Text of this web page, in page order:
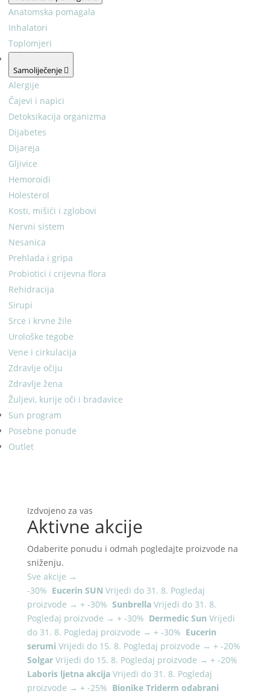
Anatomska pomagala
Inhalatori
Toplomjeri
Samoliječenje
Alergije
Čajevi i napici
Detoksikacija organizma
Dijabetes
Dijareja
Gljivice
Hemoroidi
Holesterol
Kosti, mišići i zglobovi
Nervni sistem
Nesanica
Prehlada i gripa
Probiotici i crijevna flora
Rehidracija
Sirupi
Srce i krvne žile
Urološke tegobe
Vene i cirkulacija
Zdravlje očiju
Zdravlje žena
Žuljevi, kurije oči i bradavice
Sun program
Posebne ponude
Outlet
Izdvojeno za vas
Aktivne akcije
Odaberite ponudu i odmah pogledajte proizvode na
sniženju.
Sve akcije →
-30% Eucerin SUN Vrijedi do 31. 8. Pogledaj
proizvode → + -30% Sunbrella Vrijedi do 31. 8.
Pogledaj proizvode → + -30% Dermedic Sun Vrijedi
do 31. 8. Pogledaj proizvode → + -30% Eucerin
serumi Vrijedi do 15. 8. Pogledaj proizvode → + -20%
Solgar Vrijedi do 15. 8. Pogledaj proizvode → + -20%
Laboris ljetna akcija Vrijedi do 31. 8. Pogledaj
proizvode → + -25% Bionike Triderm odabrani